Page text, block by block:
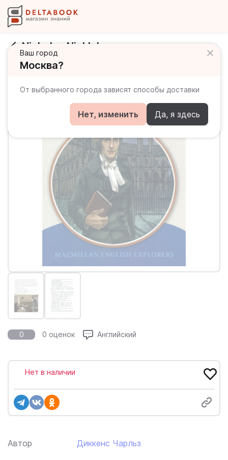
Ваш город
Москва?
От выбранного города зависят способы доставки
Нет, изменить Да, я здесь
Nicholas Nickleby
0 0 оценок Английский
Автор Диккенс Чарльз
Нет в наличии